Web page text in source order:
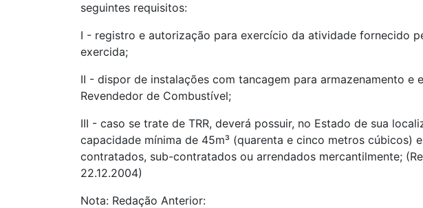
seguintes requisitos:
I - registro e autorização para exercício da atividade fornecido
exercida;
II - dispor de instalações com tancagem para armazenamento
Revendedor de Combustível;
III - caso se trate de TRR, deverá possuir, no Estado de sua
capacidade mínima de 45m³ (quarenta e cinco metros
contratados, sub-contratados ou arrendados mercantilmente;
22.12.2004)
Nota: Redação Anterior: